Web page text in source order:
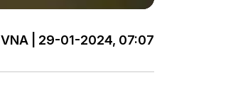
VNA | 29-01-2024, 07:07